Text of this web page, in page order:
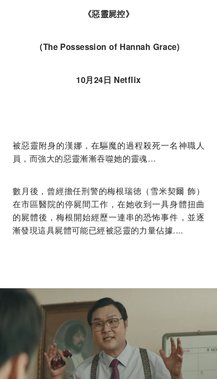
《惡靈屍控》
(The Possession of Hannah Grace)
10月24日 Netflix
被惡靈附身的漢娜，在驅魔的過程殺死一名神職人
員，而強大的惡靈漸漸吞噬她的靈魂…
數月後，曾經擔任刑警的梅根瑞徳（雪米契爾 飾）
在市區醫院的停屍間工作，在她收到一具身體扭曲
的屍體後，梅根開始經歷一連串的恐怖事件，並逐
漸發現這具屍體可能已經被惡靈的力量佔據....